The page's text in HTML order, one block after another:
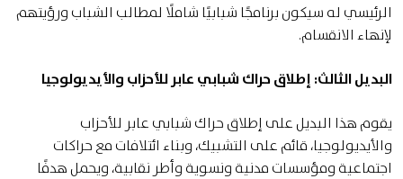
الرئيسي له سيكون برنامجًا شبابيًا شاملًا لمطالب الشباب ورؤيتهم
لإنهاء الانقسام.
البديل الثالث: إطلاق حراك شبابي عابر للأحزاب والأيديولوجيا
يقوم هذا البديل على إطلاق حراك شبابي عابر للأحزاب
والأيديولوجيا، قائم على التشبيك، وبناء ائتلافات مع حراكات
اجتماعية ومؤسسات مدنية ونسوية وأطر نقابية، ويحمل هدفًا